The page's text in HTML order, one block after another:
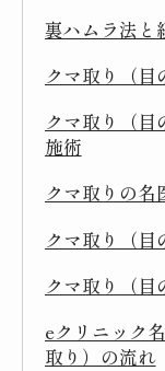
裏ハムラ法と
クマ取り（目
クマ取り（目
施術
クマ取りの名
クマ取り（目
クマ取り（
eクリニック
取り）の流れ